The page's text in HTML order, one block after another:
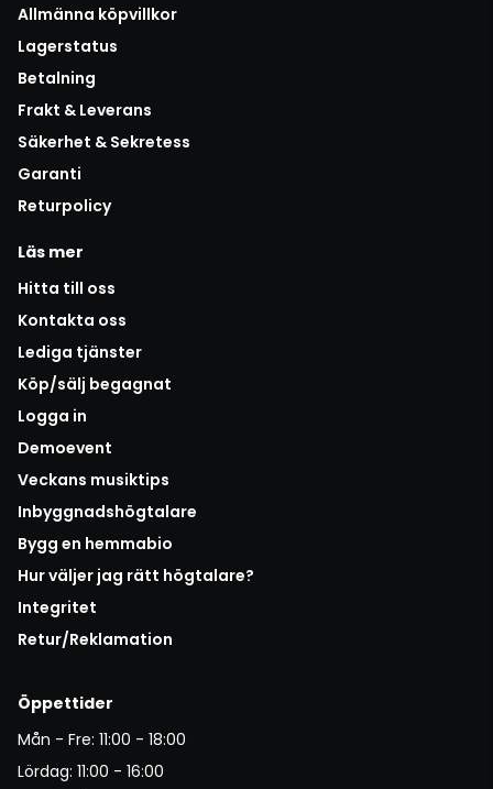
Allmänna köpvillkor
Lagerstatus
Betalning
Frakt & Leverans
Säkerhet & Sekretess
Garanti
Returpolicy
Läs mer
Hitta till oss
Kontakta oss
Lediga tjänster
Köp/sälj begagnat
Logga in
Demoevent
Veckans musiktips
Inbyggnadshögtalare
Bygg en hemmabio
Hur väljer jag rätt högtalare?
Integritet
Retur/Reklamation
Öppettider
Mån - Fre: 11:00 - 18:00
Lördag: 11:00 - 16:00